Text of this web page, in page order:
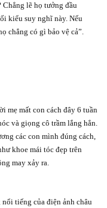
Chẳng lẽ họ tưởng đầu
kiểu suy nghĩ này. Nếu
chẳng có gì bảo vệ cả”.
mẹ mất con cách đây 6 tuần
và giọng cô trầm lắng hẳn.
các con mình đúng cách,
khoe mái tóc đẹp trên
may xảy ra.
tiếng của điện ảnh châu